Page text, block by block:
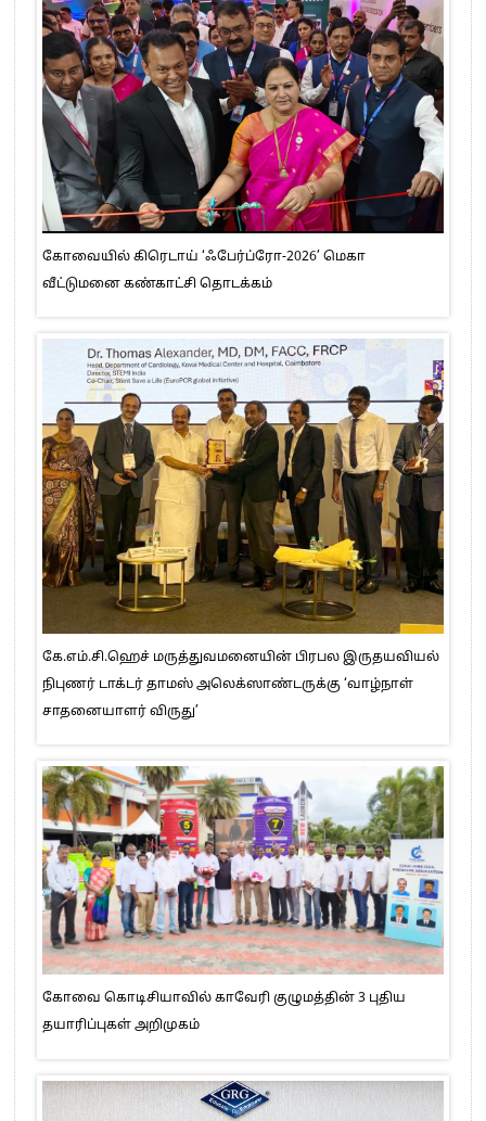
கோவையில் கிரெடாய் ‘ஃபேர்ப்ரோ-2026’ மெகா
வீட்டுமனை கண்காட்சி தொடக்கம்
கே.எம்.சி.ஹெச் மருத்துவமனையின் பிரபல இருதயவியல்
நிபுணர் டாக்டர் தாமஸ் அலெக்ஸாண்டருக்கு ‘வாழ்நாள்
சாதனையாளர் விருது’
கோவை கொடிசியாவில் காவேரி குழுமத்தின் 3 புதிய
தயாரிப்புகள் அறிமுகம்